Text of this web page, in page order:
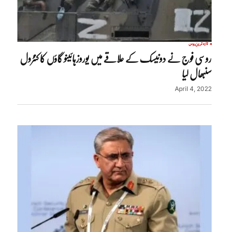
تازہ ترینروس
روسی فوج نے دونیسک کے علاقے میں یوروزہائینو گاؤں کا کنٹرول
سنبھال لیا
April 4, 2022